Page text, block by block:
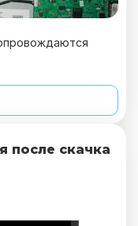
после скачка